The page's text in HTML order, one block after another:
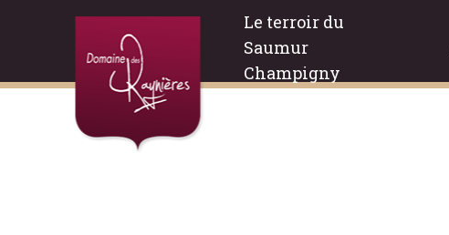
Le terroir du
Saumur
Champigny